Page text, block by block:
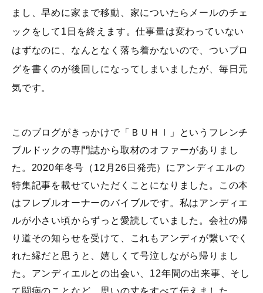
まし、早めに家まで移動、家についたらメールのチェ
ックをして1日を終えます。仕事量は変わっていない
はずなのに、なんとなく落ち着かないので、ついブロ
グを書くのが後回しになってしまいましたが、毎日元
気です。
このブログがきっかけで「ＢＵＨＩ」というフレンチ
ブルドックの専門誌から取材のオファーがありまし
た。2020年冬号（12月26日発売）にアンディエルの
特集記事を載せていただくことになりました。この本
はフレブルオーナーのバイブルです。私はアンディエ
ルが小さい頃からずっと愛読していました。会社の帰
り道その知らせを受けて、これもアンディが繋いでく
れた縁だと思うと、嬉しくて号泣しながら帰りまし
た。アンディエルとの出会い、12年間の出来事、そし
て闘病のことなど、思いの丈をすべて伝えました。